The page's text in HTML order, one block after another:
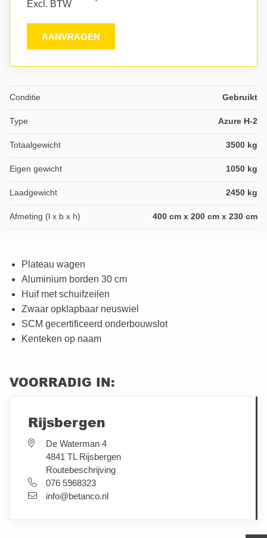
AANVRAGEN
Excl. BTW
Conditie Gebruikt
Type Azure H-2
Totaalgewicht 3500 kg
Eigen gewicht 1050 kg
Laadgewicht 2450 kg
Afmeting (l x b x h) 400 cm x 200 cm x 230 cm
Plateau wagen
Aluminium borden 30 cm
Huif met schuifzeilen
Zwaar opklapbaar neuswiel
SCM gecertificeerd onderbouwslot
Kenteken op naam
VOORRADIG IN:
Rijsbergen
De Waterman 4
4841 TL Rijsbergen
Routebeschrijving
076 5968323
info@betanco.nl